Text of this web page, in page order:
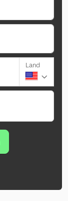
Land